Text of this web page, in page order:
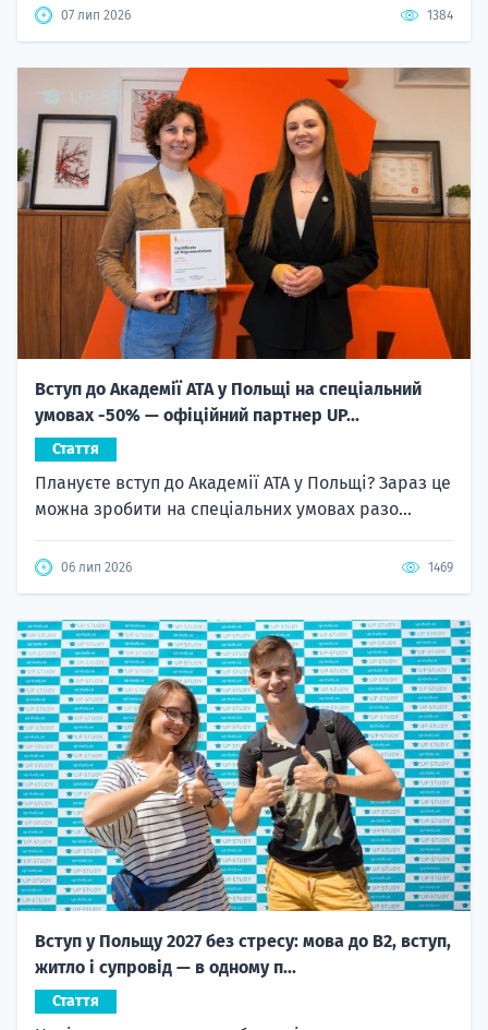
07 лип 2026 1384
Вступ до Академії ATA у Польщі на спеціальний
умовах -50% — офіційний партнер UP...
Стаття
Плануєте вступ до Академії ATA у Польщі? Зараз це
можна зробити на спеціальних умовах разо...
06 лип 2026 1469
Вступ у Польщу 2027 без стресу: мова до B2, вступ,
житло і супровід — в одному п...
Стаття